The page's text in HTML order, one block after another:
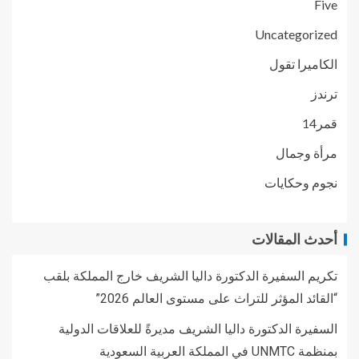
Five
Uncategorized
الكاميرا تقول
ترندز
قمر14
مرأة وجمال
نجوم وحكايات
أحدث المقالات
تكريم السفيرة الدكتورة داليا الشريف خارج المملكة بلقب
“القائد المؤثر للتراث على مستوى العالم 2026”
السفيرة الدكتورة داليا الشريف مديرةً للعلاقات الدولية
بمنظمة UNMTC في المملكة العربية السعودية